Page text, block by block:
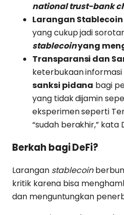
national trust-bank
Larangan
yang cukup jadi
stablecoinyang
Transparansi dan
keterbukaan
sanksi pidana bagi
yang tidak dijamin
eksperimen seperti
“sudah berakhir,” kata
Berkah bagi DeFi?
Larangan stablecoin
kritik karena bisa
dan menguntungkan